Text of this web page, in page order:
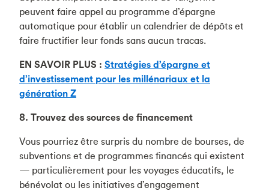
peuvent faire appel au programme d’épargne
automatique pour établir un calendrier de dépôts et
faire fructifier leur fonds sans aucun tracas.
EN SAVOIR PLUS : Stratégies d’épargne et
d’investissement pour les millénariaux et la
génération Z
8. Trouvez des sources de financement
Vous pourriez être surpris du nombre de bourses, de
subventions et de programmes financés qui existent
— particulièrement pour les voyages éducatifs, le
bénévolat ou les initiatives d’engagement